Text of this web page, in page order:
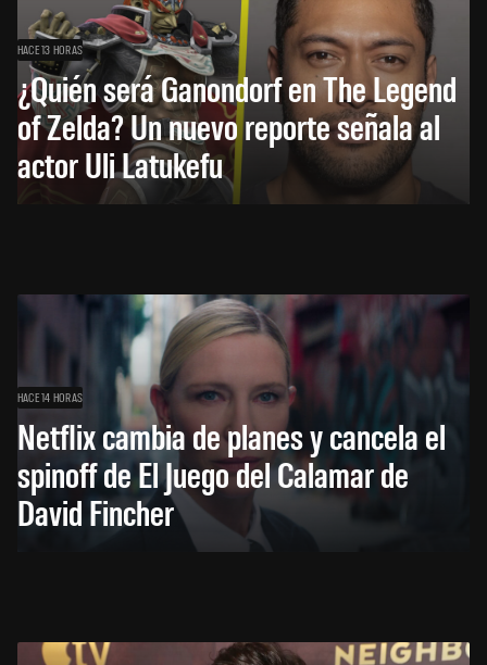
HACE 13 HORAS
¿Quién será Ganondorf en The Legend
of Zelda? Un nuevo reporte señala al
actor Uli Latukefu
HACE 14 HORAS
Netflix cambia de planes y cancela el
spinoff de El Juego del Calamar de
David Fincher